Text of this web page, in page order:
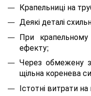
Крапельниці на
Деякі деталі
При
ефекту;
Через обмежену
щільна коренева
Істотні витрати